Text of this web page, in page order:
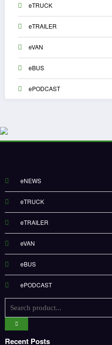
eTRUCK
eTRAILER
eVAN
eBUS
ePODCAST
eNEWS
eTRUCK
eTRAILER
eVAN
eBUS
ePODCAST
Recent Posts